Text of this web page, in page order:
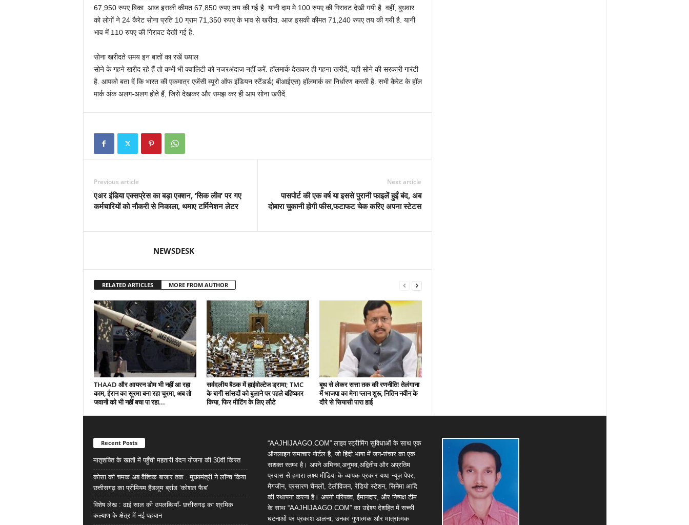
67,950 रुपए बिका. आज इसकी कीमत 67,850 रुपए तय की गई है. यानी दाम मे 100 रुपए की गिरावट देखी गयी है. वहीं, बुधवार
को लोगों ने 24 कैरेट सोना प्रति 10 ग्राम 71,350 रुपए के भाव से खरीदा. आज इसकी कीमत 71,240 रुपए तय की गयी है. यानी
भाव में 110 रुपए की गिरावट देखी गई है.
सोना खरीदते समय इन बातों का रखें ख्याल
सोने के गहने खरीद रहे हैं तो कभी भी क्वालिटी को नजरअंदाज नहीं करें. हॉलमार्क देखकर ही गहना खरीदें, यही सोने की सरकारी गारंटी
है. आपको बता दें कि भारत की एकमात्र एजेंसी ब्यूरो ऑफ इंडियन स्टैंडर्ड( बीआईएस) हॉलमार्क का निर्धारण करती है. सभी कैरेट के हॉल
मार्क अंक अलग-अलग होते हैं, जिसे देखकर और समझ कर ही आप सोना खरीदें.
Previous article
एअर इंडिया एक्सप्रेस का बड़ा एक्शन, ‘सिक लीव’ पर गए
कर्मचारियों को नौकरी से निकाला, थमाए टर्मिनेशन लेटर
Next article
पासपोर्ट की एक वर्ष या इससे पुरानी फाइलें हुईं बंद, अब
दोबारा चुकानी होगी फीस,फटाफट चेक करिए अपना स्‍टेटस
NEWSDESK
RELATED ARTICLES MORE FROM AUTHOR
THAAD और आयरन डोम भी नहीं आ रहा
काम, ईरान का सूरमा बना रहा चूरमा, अब तो
जवानों को भी नहीं बचा पा रहा...
सर्वदलीय बैठक में हाईवोल्टेज ड्रामा; TMC
के बागी सांसदों को बुलाने पर पहले बहिष्कार
किया, फिर मीटिंग के लिए लौटे
बूथ से लेकर सत्ता तक की रणनीति! तेलंगाना
में भाजपा का मेगा प्लान शुरू, नितिन नवीन के
दौरे से सियासी पारा हाई
Recent Posts
मातृशक्ति के खातों में पहुँची महतारी वंदन योजना की 30वीं किस्त
कोसा की चमक अब वैश्विक बाजार तक : मुख्यमंत्री ने लॉन्च किया
छत्तीसगढ़ का प्रीमियम हैंडलूम ब्रांड ‘कोशल फैब’
विशेष लेख : ढाई साल की उपलब्धियाँ- छत्तीसगढ़ का श्रमिक
कल्याण के क्षेत्र में नई पहचान
“AAJHIJAAGO.COM” लाइव स्ट्रीमिंग सुविधाओं के साथ एक
ऑनलाइन समाचार पोर्टल है, जो हिंदी भाषा में जन-संचार का एक
सशक्त स्तम्भ है। अपने अभिनव,अनुभव,अद्वितीय और अप्रतिम
प्रयास से हमारा लक्ष्य मीडिया के व्यापक प्रकार यथा न्यूज़ पेपर,
मैगजीन, प्रसारण चैनलों, टेलीविजन, रेडियो स्टेशन, सिनेमा आदि
की स्थापना करना है। अपनी परिपक्व, ईमानदार, और निष्पक्ष टीम
के साथ “AAJHIJAAGO.COM” का उद्देश्य देशहित में सच्ची
घटनाओं पर प्रकाश डालना, उनका गुणात्मक और मात्रात्मक